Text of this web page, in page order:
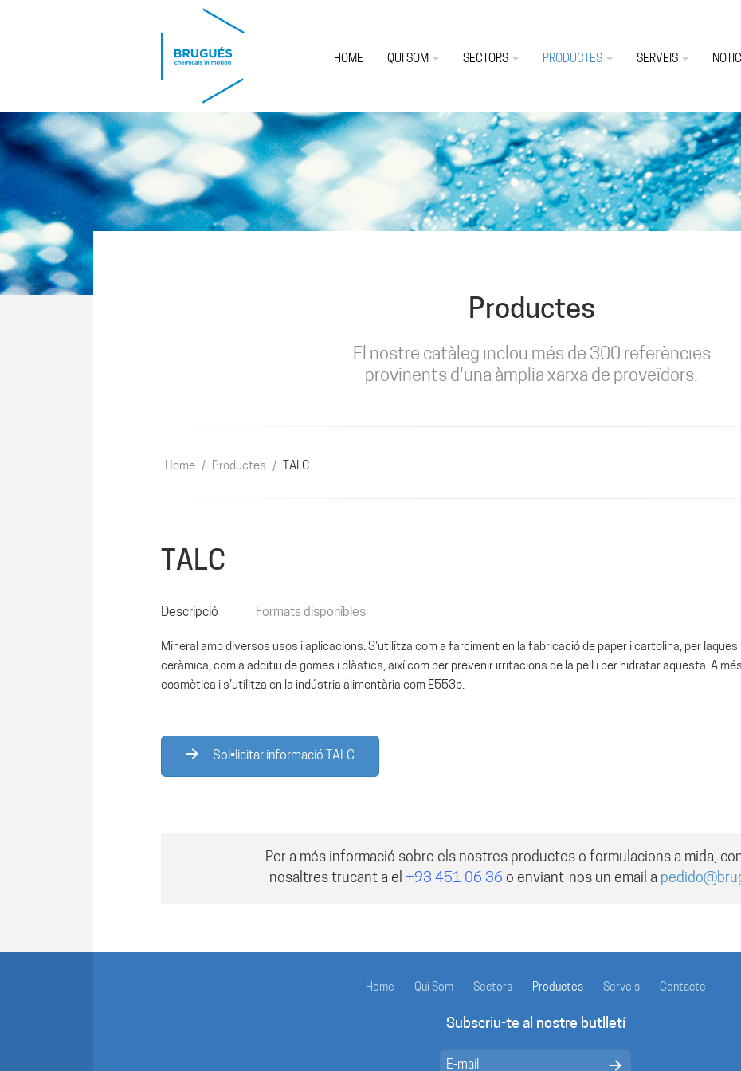
HOME QUI SOM SECTORS PRODUCTES SERVEIS
Productes
El nostre catàleg inclou més de 300 referències
provinents d'una àmplia xarxa de proveïdors.
Home / Productes / TALC
TALC
Descripció Formats disponibles
Mineral amb diversos usos i aplicacions. S'utilitza com a farciment en la fabricació de paper i cartolina, per
ceràmica, com a additiu de gomes i plàstics, així com per prevenir irritacions de la pell i per hidratar aquesta. A
cosmètica i s'utilitza en la indústria alimentària com E553b.
Sol•licitar informació TALC
Per a més informació sobre els nostres productes o formulacions a mida,
nosaltres trucant a el +93 451 06 36 o enviant-nos un email a
Home Qui Som Sectors Productes Serveis Contacte
Subscriu-te al nostre butlletí